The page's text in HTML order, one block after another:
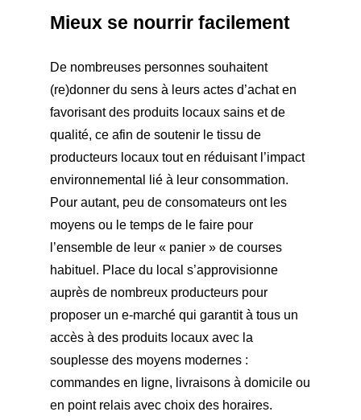
Mieux se nourrir facilement
De nombreuses personnes souhaitent
(re)donner du sens à leurs actes d’achat en
favorisant des produits locaux sains et de
qualité, ce afin de soutenir le tissu de
producteurs locaux tout en réduisant l’impact
environnemental lié à leur consommation.
Pour autant, peu de consomateurs ont les
moyens ou le temps de le faire pour
l’ensemble de leur « panier » de courses
habituel. Place du local s’approvisionne
auprès de nombreux producteurs pour
proposer un e-marché qui garantit à tous un
accès à des produits locaux avec la
souplesse des moyens modernes :
commandes en ligne, livraisons à domicile ou
en point relais avec choix des horaires.